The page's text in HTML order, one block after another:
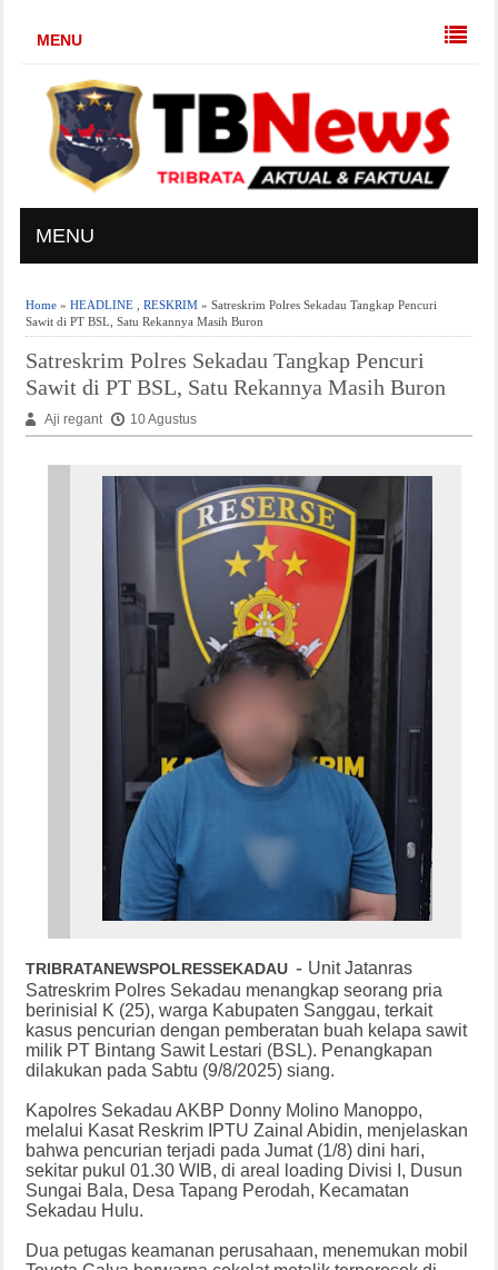
MENU
MENU
Home» HEADLINE, RESKRIM» Satreskrim Polres Sekadau Tangkap Pencuri
Sawit di PT BSL, Satu Rekannya Masih Buron
Satreskrim Polres Sekadau Tangkap Pencuri
Sawit di PT BSL, Satu Rekannya Masih Buron
Aji regant 10 Agustus
TRIBRATANEWSPOLRESSEKADAU - Unit Jatanras
Satreskrim Polres Sekadau menangkap seorang pria
berinisial K (25), warga Kabupaten Sanggau, terkait
kasus pencurian dengan pemberatan buah kelapa sawit
milik PT Bintang Sawit Lestari (BSL). Penangkapan
dilakukan pada Sabtu (9/8/2025) siang.
Kapolres Sekadau AKBP Donny Molino Manoppo,
melalui Kasat Reskrim IPTU Zainal Abidin, menjelaskan
bahwa pencurian terjadi pada Jumat (1/8) dini hari,
sekitar pukul 01.30 WIB, di areal loading Divisi I, Dusun
Sungai Bala, Desa Tapang Perodah, Kecamatan
Sekadau Hulu.
Dua petugas keamanan perusahaan, menemukan mobil